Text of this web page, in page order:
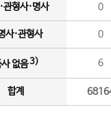
관형사·명사 0
사·관형사 0
없음3) 6
합계